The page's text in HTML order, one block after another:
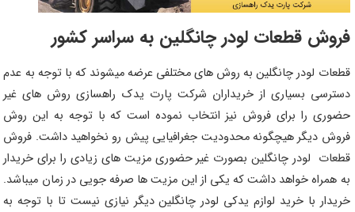
فروش قطعات لودر چانگلین به سراسر کشور
قطعات لودر چانگلین به روش های مختلفی عرضه میشوند که با توجه به عدم
دسترسی بسیاری از خریداران شرکت پارت یدک راهسازی روش های غیر
حضوری را برای فروش نیز انتخاب نموده است که با توجه به این روش
فروش دیگر هیچگونه محدودیت جغرافیایی پیش رو نخواهید داشت. فروش
قطعات لودر چانگلین بصورت غیر حضوری مزیت های زیادی را برای خریدار
به همراه خواهد داشت که یکی از این مزیت ها صرفه جویی در زمان میباشد.
خریدار با خرید لوازم یدکی لودر چانگلین دیگر نیازی نیست تا با توجه به